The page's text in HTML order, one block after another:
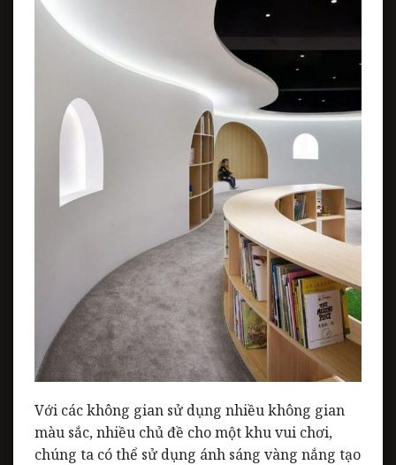
Với các không gian sử dụng nhiều không gian
màu sắc, nhiều chủ đề cho một khu vui chơi,
chúng ta có thể sử dụng ánh sáng vàng nắng tạo